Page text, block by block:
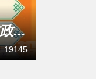
...
19145